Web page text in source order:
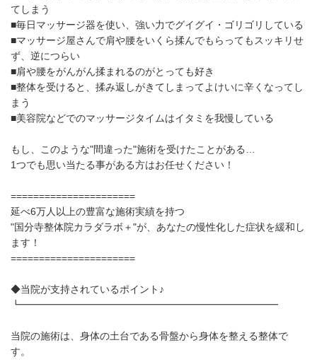
てしまう
■毎日マッサージ器を使い、強い力でグイグイ・ゴリゴリしている
■マッサージ屋さんで肩や腰をいくら揉んでもらってもスッキリせ
ず、逆につらい
■肩や腰をがんがん揉まれるのがとっても好き
■整体を受けると、揉み返しがきてしまってよけいに辛くなってし
まう
■美容院などでのマッサージタイムはイタミを我慢している
もし、このような"間違った"施術を受けたことがある…
1つでも思い当たる事がある方はお任せください！
======================
延べ6万人以上の豊富な施術実績を持つ
"国分寺整体院カラダラボ＋"が、あなたの慢性化した症状を緩和し
ます！
======================
◆当院が支持されているポイント♪
┗━━━━━━━━━━━━━━━━━━━━━━━━━━
当院の施術は、身体の土台である骨盤から身体を整える整体で
す。